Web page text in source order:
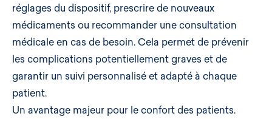
réglages du dispositif, prescrire de nouveaux
médicaments ou recommander une consultation
médicale en cas de besoin. Cela permet de prévenir
les complications potentiellement graves et de
garantir un suivi personnalisé et adapté à chaque
patient.
Un avantage majeur pour le confort des patients.